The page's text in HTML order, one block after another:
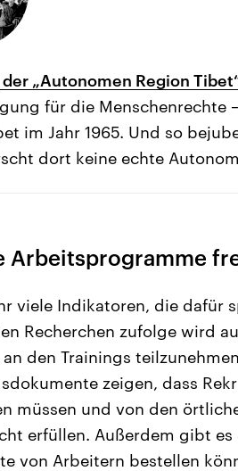
„Autonomen Region
für die
im Jahr 1965. Und so
dort keine echte
Arbeitsprogramme
viele Indikatoren, die dafür
Recherchen zufolge wird
den Trainings
zeigen, dass
müssen und von den
erfüllen. Außerdem gibt
von Arbeitern bestellen